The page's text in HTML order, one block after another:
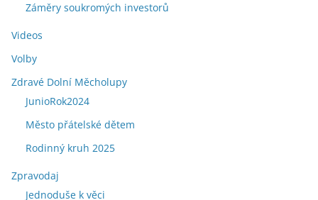
Záměry soukromých investorů
Videos
Volby
Zdravé Dolní Měcholupy
JunioRok2024
Město přátelské dětem
Rodinný kruh 2025
Zpravodaj
Jednoduše k věci